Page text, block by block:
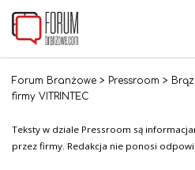
Forum Branżowe > Pressroom >
firmy VITRINTEC
Teksty w dziale Pressroom są
przez firmy. Redakcja nie ponosi